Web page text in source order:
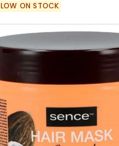
LOW ON STOCK